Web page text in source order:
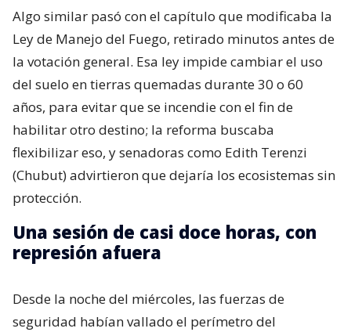
Algo similar pasó con el capítulo que modificaba la
Ley de Manejo del Fuego, retirado minutos antes de
la votación general. Esa ley impide cambiar el uso
del suelo en tierras quemadas durante 30 o 60
años, para evitar que se incendie con el fin de
habilitar otro destino; la reforma buscaba
flexibilizar eso, y senadoras como Edith Terenzi
(Chubut) advirtieron que dejaría los ecosistemas sin
protección.
Una sesión de casi doce horas, con
represión afuera
Desde la noche del miércoles, las fuerzas de
seguridad habían vallado el perímetro del